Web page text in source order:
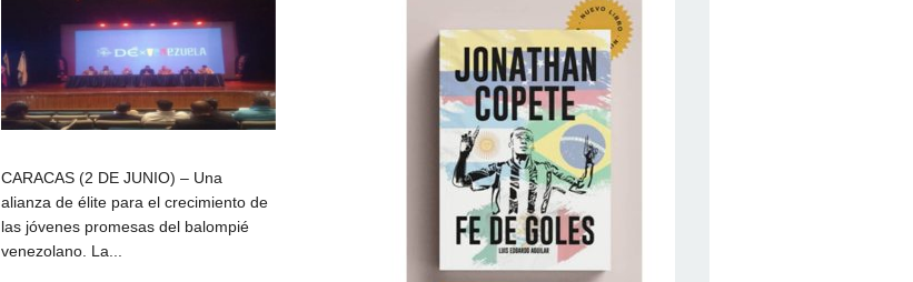
CARACAS (2 DE JUNIO) – Una
alianza de élite para el crecimiento de
las jóvenes promesas del balompié
venezolano. La...